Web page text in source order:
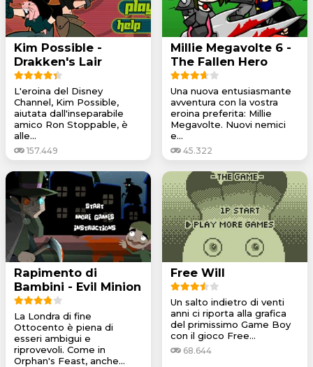
Kim Possible -
Drakken's Lair
L'eroina del Disney
Channel, Kim Possible,
aiutata dall'inseparabile
amico Ron Stoppable, è
alle...
157.449
Millie Megavolte 6 -
The Fallen Hero
Una nuova entusiasmante
avventura con la vostra
eroina preferita: Millie
Megavolte. Nuovi nemici
e...
45.322
Rapimento di
Bambini - Evil Minion
La Londra di fine
Ottocento è piena di
esseri ambigui e
riprovevoli. Come in
Orphan's Feast, anche...
Free Will
Un salto indietro di venti
anni ci riporta alla grafica
del primissimo Game Boy
con il gioco Free...
68.644